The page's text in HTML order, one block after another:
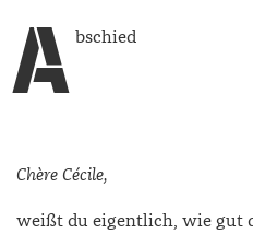
A bschied
Chère Cécile,
weißt du eigentlich, wie gut